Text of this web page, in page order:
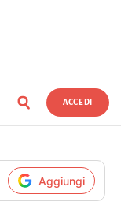
ACCEDI
Aggiungi